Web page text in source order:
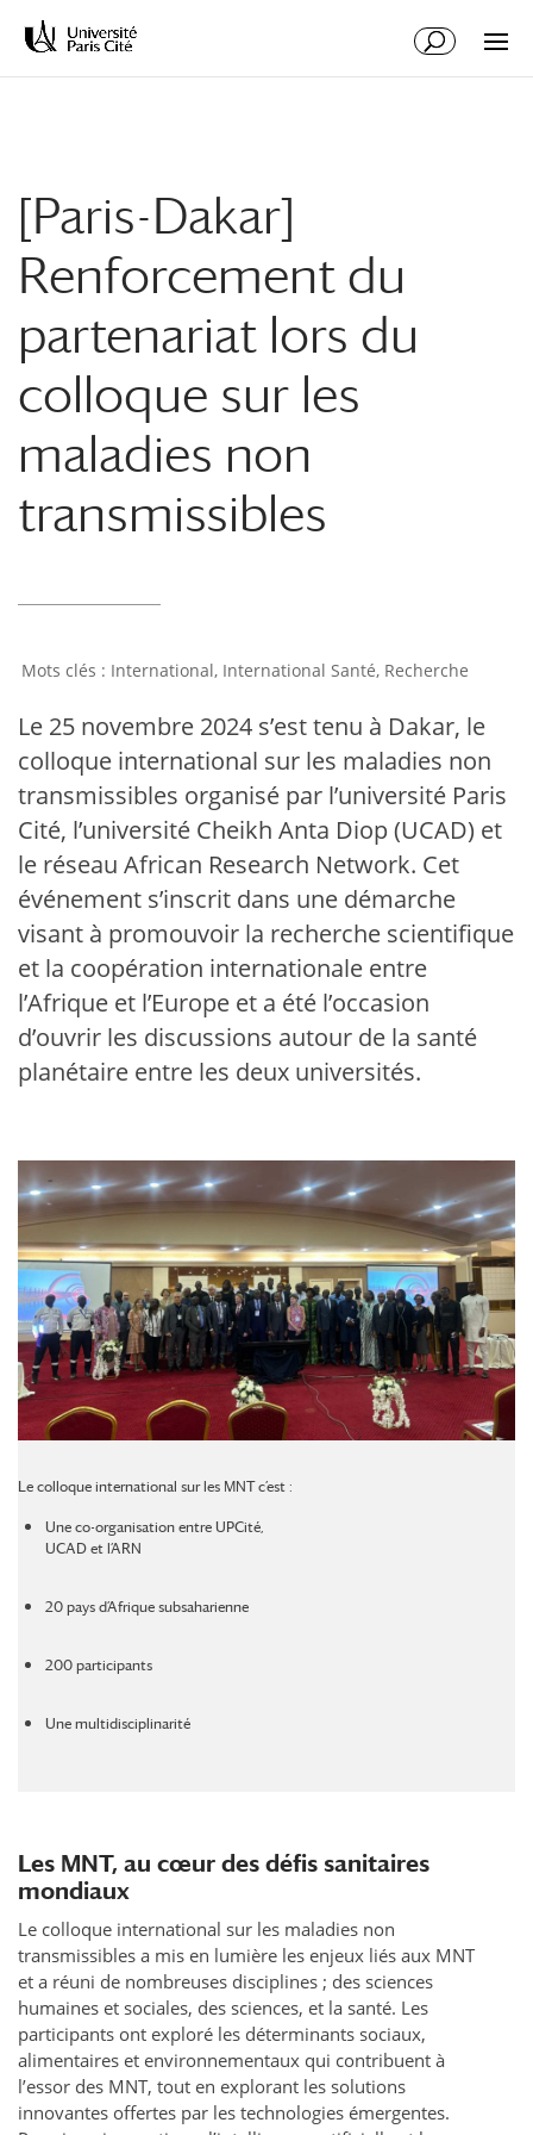
[Paris-Dakar]
Renforcement du
partenariat lors du
colloque sur les
maladies non
transmissibles
International, International Santé, Recherche
Le 25 novembre 2024 s’est tenu à Dakar, le
colloque international sur les maladies non
transmissibles organisé par l’université Paris
Cité, l’université Cheikh Anta Diop (UCAD) et
le réseau African Research Network. Cet
événement s’inscrit dans une démarche
visant à promouvoir la recherche scientifique
et la coopération internationale entre
l’Afrique et l’Europe et a été l’occasion
d’ouvrir les discussions autour de la santé
planétaire entre les deux universités.
Le colloque international sur les MNT c’est :
Une co-organisation entre UPCité,
UCAD et l’ARN
20 pays d’Afrique subsaharienne
200 participants
Une multidisciplinarité
Les MNT, au cœur des défis sanitaires
mondiaux
Le colloque international sur les maladies non
transmissibles a mis en lumière les enjeux liés aux MNT
et a réuni de nombreuses disciplines ; des sciences
humaines et sociales, des sciences, et la santé. Les
participants ont exploré les déterminants sociaux,
alimentaires et environnementaux qui contribuent à
l’essor des MNT, tout en explorant les solutions
innovantes offertes par les technologies émergentes.